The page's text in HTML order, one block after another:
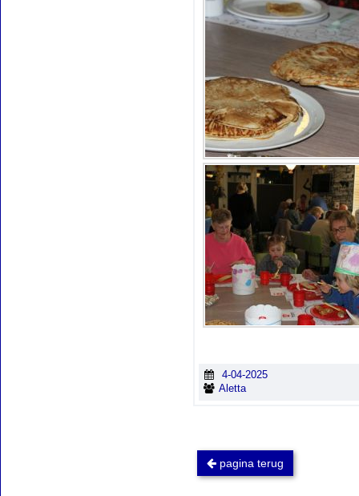
4-04-2025
Aletta
pagina terug